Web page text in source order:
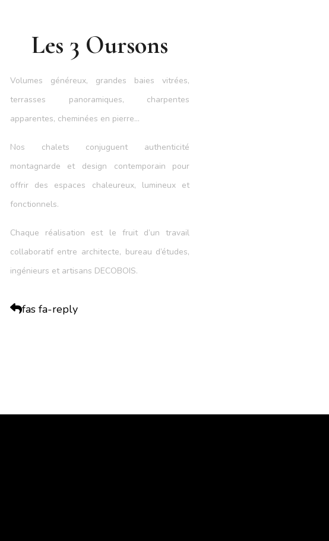
Les 3 Oursons
Volumes généreux, grandes baies vitrées,
terrasses panoramiques, charpentes
apparentes, cheminées en pierre…
Nos chalets conjuguent authenticité
montagnarde et design contemporain pour
offrir des espaces chaleureux, lumineux et
fonctionnels.
Chaque réalisation est le fruit d’un travail
collaboratif entre architecte, bureau d’études,
ingénieurs et artisans DECOBOIS.
fas fa-reply